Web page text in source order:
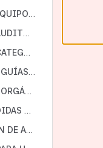
(ES) ENS - EL EQUIPO HUMANO DE LA SEGURIDAD DE LA INFORMACIÓN
(ES) ENS - LA AUDITORÍA DE LA SEGURIDAD
(ES) ENS - LA CATEGORIZACIÓN DE LOS SISTEMAS
(ES) ENS - LAS GUÍAS STIC DEL CCN
(ES) ENS - LEY ORGÁNICA DE PROTECCIÓN DE DATOS DE CARÁCTER PERSONAL Y ESQUEMA NACIONAL DE SEGURIDAD
(ES) ENS - MEDIDAS DE SEGURIDAD
(ES) ENS - PLAN DE ADECUACIÓN AL ENS